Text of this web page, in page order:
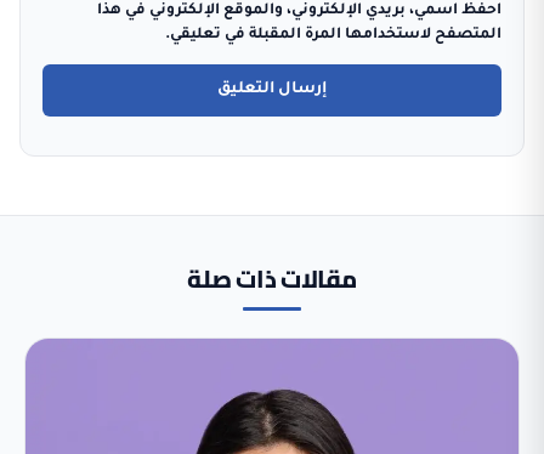
احفظ اسمي، بريدي الإلكتروني، والموقع الإلكتروني في هذا
المتصفح لاستخدامها المرة المقبلة في تعليقي.
مقالات ذات صلة